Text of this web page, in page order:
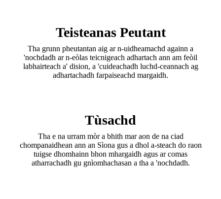
Teisteanas Peutant
Tha grunn pheutantan aig ar n-uidheamachd againn a
'nochdadh ar n-eòlas teicnigeach adhartach ann am feòil
labhairteach a' dision, a 'cuideachadh luchd-ceannach ag
adhartachadh farpaiseachd margaidh.
Tùsachd
Tha e na urram mòr a bhith mar aon de na ciad
chompanaidhean ann an Sìona gus a dhol a-steach do raon
tuigse dhomhainn bhon mhargaidh agus ar comas
atharrachadh gu gnìomhachasan a tha a 'nochdadh.